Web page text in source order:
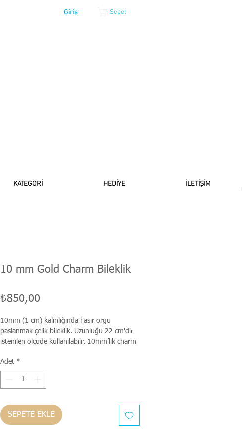
Sepet
Giriş
KATEGORİ HEDİYE İLETİŞİM
10 mm Gold Charm Bileklik
₺850,00
10mm (1 cm) kalınlığında hasır örgü
paslanmak çelik bileklik. Uzunluğu 22 cm'dir
istenilen ölçüde kullanılabilir. 10mm’lik charm
Adet *
SEPETE EKLE